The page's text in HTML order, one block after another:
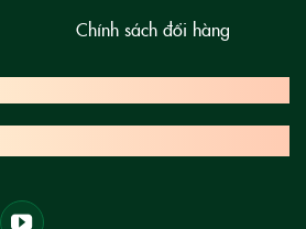
Chính sách đổi hàng